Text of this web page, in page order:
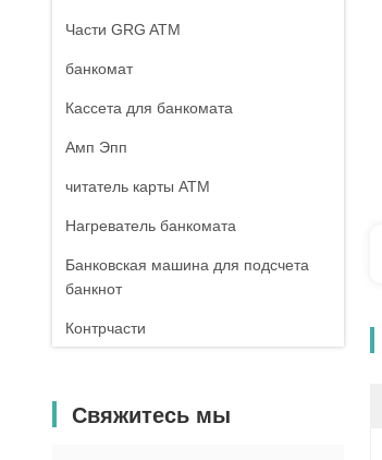
Части GRG ATM
банкомат
Кассета для банкомата
Амп Эпп
читатель карты ATM
Нагреватель банкомата
Банковская машина для подсчета
банкнот
Контрчасти
Пост-машина
Свяжитесь мы